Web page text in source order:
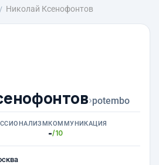
Николай Ксенофонтов
›potembo
КОММУНИКАЦИЯ
-/10